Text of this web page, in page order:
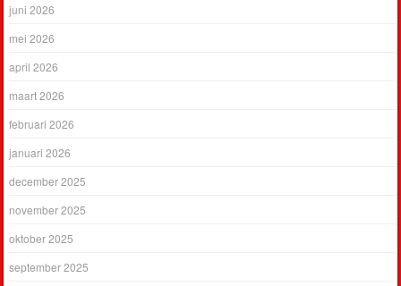
juni 2026
mei 2026
april 2026
maart 2026
februari 2026
januari 2026
december 2025
november 2025
oktober 2025
september 2025